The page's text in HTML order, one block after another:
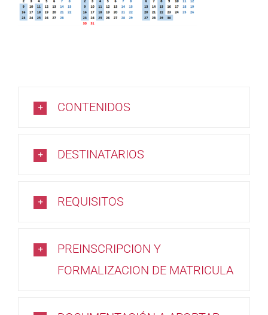
CONTENIDOS
DESTINATARIOS
REQUISITOS
PREINSCRIPCION Y
FORMALIZACION DE MATRICULA